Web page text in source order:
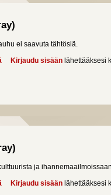
ei saavuta tähtösiä.
about Pandorum (Blu-ray)
Kirjaudu sisään lähettääksesi
ja
about Alpha Dog (Blu-ray)
Kirjaudu sisään lähettääksesi